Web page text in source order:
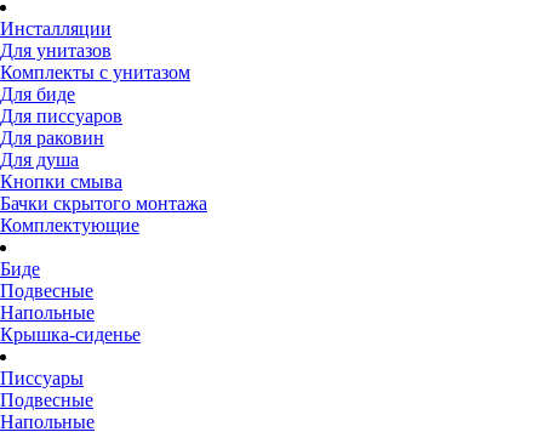
Инсталляции
Для унитазов
Комплекты с унитазом
Для биде
Для писсуаров
Для раковин
Для душа
Кнопки смыва
Бачки скрытого монтажа
Комплектующие
Биде
Подвесные
Напольные
Крышка-сиденье
Писсуары
Подвесные
Напольные